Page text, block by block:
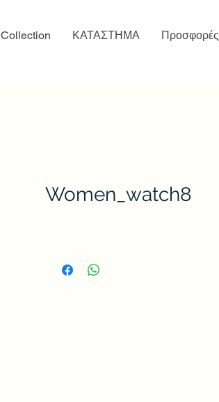
Collection ΚΑΤΑΣΤΗΜΑ Προσφορές
Women_watch8